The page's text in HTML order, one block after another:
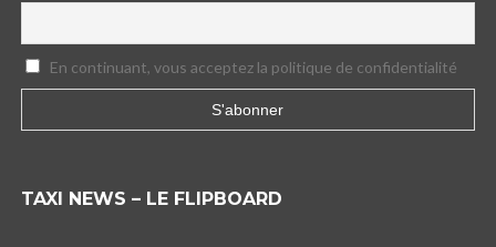
En continuant, vous acceptez la politique de confidentialité
TAXI NEWS – LE FLIPBOARD